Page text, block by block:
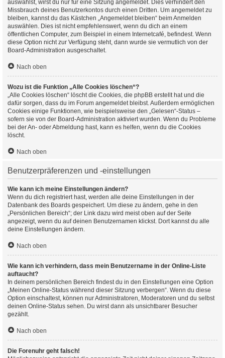
auswählst, wirst du nur für eine Sitzung angemeldet. Dies verhindert den
Missbrauch deines Benutzerkontos durch einen Dritten. Um angemeldet zu
bleiben, kannst du das Kästchen „Angemeldet bleiben“ beim Anmelden
auswählen. Dies ist nicht empfehlenswert, wenn du dich an einem
öffentlichen Computer, zum Beispiel in einem Internetcafé, befindest. Wenn
diese Option nicht zur Verfügung steht, dann wurde sie vermutlich von der
Board-Administration ausgeschaltet.
Nach oben
Wozu ist die Funktion „Alle Cookies löschen“?
„Alle Cookies löschen“ löscht die Cookies, die phpBB erstellt hat und die
dafür sorgen, dass du im Forum angemeldet bleibst. Außerdem ermöglichen
Cookies einige Funktionen, wie beispielsweise den „Gelesen“-Status –
sofern sie von der Board-Administration aktiviert wurden. Wenn du Probleme
bei der An- oder Abmeldung hast, kann es helfen, wenn du die Cookies
löscht.
Nach oben
Benutzerpräferenzen und -einstellungen
Wie kann ich meine Einstellungen ändern?
Wenn du dich registriert hast, werden alle deine Einstellungen in der
Datenbank des Boards gespeichert. Um diese zu ändern, gehe in den
„Persönlichen Bereich“; der Link dazu wird meist oben auf der Seite
angezeigt, wenn du auf deinen Benutzernamen klickst. Dort kannst du alle
deine Einstellungen ändern.
Nach oben
Wie kann ich verhindern, dass mein Benutzername in der Online-Liste
auftaucht?
In deinem persönlichen Bereich findest du in den Einstellungen eine Option
„Meinen Online-Status während dieser Sitzung verbergen“. Wenn du diese
Option einschaltest, können nur Administratoren, Moderatoren und du selbst
deinen Online-Status sehen. Du wirst dann als unsichtbarer Besucher
gezählt.
Nach oben
Die Forenuhr geht falsch!